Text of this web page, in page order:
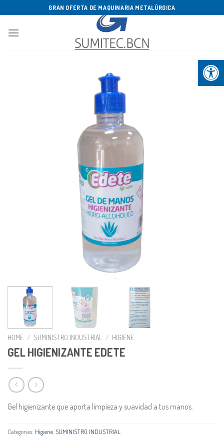
Abrir
al
contenido
GRAN OFERTA DE MAQUINARIA METALÚRGICA
HOME / SUMINISTRO INDUSTRIAL / HIGIENE
GEL HIGIENIZANTE EDETE
Gel higienizante que aporta limpieza y suavidad a tus manos.
Categories: Higiene SUMINISTRO INDUSTRIAL